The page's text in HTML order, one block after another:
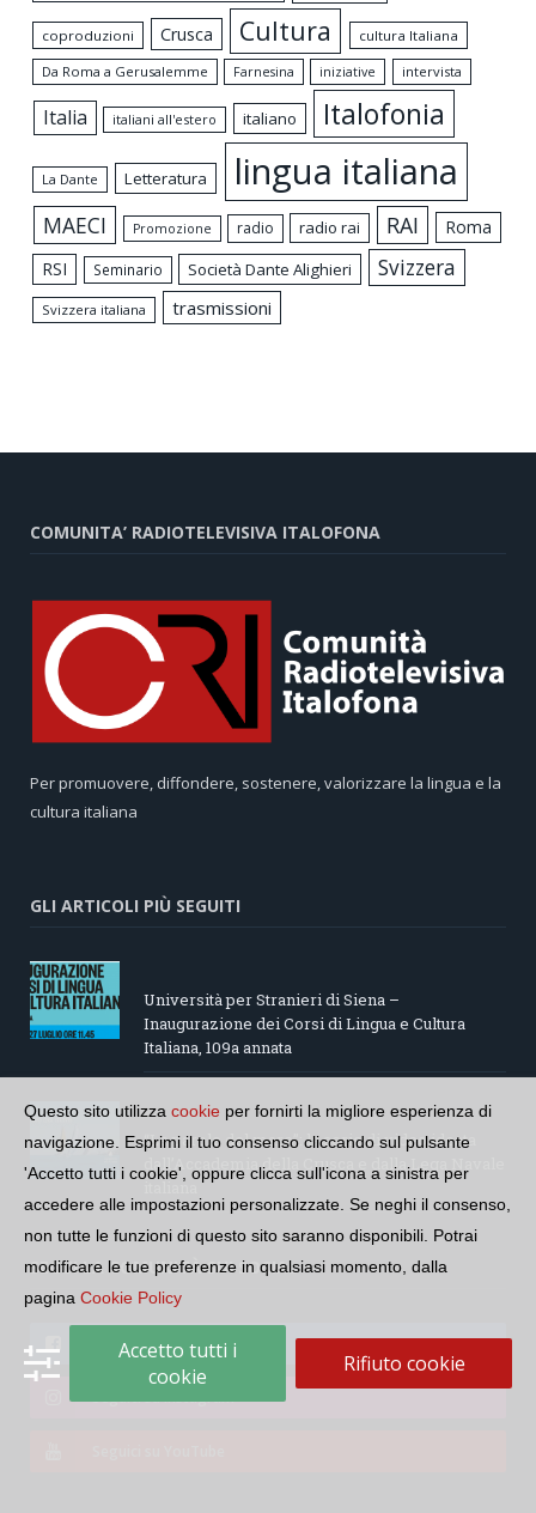
coproduzioni Crusca Cultura
cultura Italiana
Da Roma a Gerusalemme
Farnesina iniziative intervista
Italia italiani all'estero italiano Italofonia
La Dante Letteratura lingua italiana
MAECI Promozione radio radio rai RAI
Roma
RSI
Seminario Società Dante Alighieri Svizzera
Svizzera italiana trasmissioni
COMUNITA’ RADIOTELEVISIVA ITALOFONA
Per promuovere, diffondere, sostenere, valorizzare la lingua e la
cultura italiana
GLI ARTICOLI PIÙ SEGUITI
Università per Stranieri di Siena –
Inaugurazione dei Corsi di Lingua e Cultura
Italiana, 109a annata
“Le parole del mare”: la serie di video ideata
dall’Accademia della Crusca e dalla Lega Navale
italiana
SEGUI LA COMUNITÀ SUI SOCIAL
Seguici su Facebook
Seguici su Instagram
Questo sito utilizza cookie per fornirti la migliore esperienza di
navigazione. Esprimi il tuo consenso cliccando sul pulsante
'Accetto tutti i cookie', oppure clicca sull'icona a sinistra per
accedere alle impostazioni personalizzate. Se neghi il consenso,
non tutte le funzioni di questo sito saranno disponibili. Potrai
modificare le tue preferenze in qualsiasi momento, dalla
pagina Cookie Policy
Accetto tutti i
cookie
Rifiuto cookie